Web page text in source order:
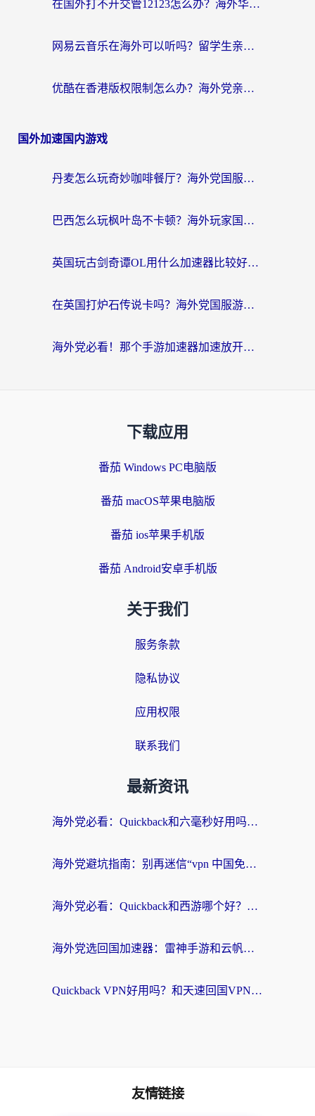
在国外打不开交管12123怎么办？海外华人必看的回国加速全攻略
网易云音乐在海外可以听吗？留学生亲测有效的回国加速方案
优酷在香港版权限制怎么办？海外党亲测有效的追剧加速方案
国外加速国内游戏
丹麦怎么玩奇妙咖啡餐厅？海外党国服游戏加速全攻略（附灌篮高手元气骑士实测）
巴西怎么玩枫叶岛不卡顿？海外玩家国服游戏加速器终极指南（含战双野兽领主提速秘籍）
英国玩古剑奇谭OL用什么加速器比较好？留学生亲测有效的国服游戏加速指南
在英国打炉石传说卡吗？海外党国服游戏不卡顿的终极指南
海外党必看！那个手游加速器加速放开那三国3最好？一篇解决国服游戏卡顿难题
下载应用
番茄 Windows PC电脑版
番茄 macOS苹果电脑版
番茄 ios苹果手机版
番茄 Android安卓手机版
关于我们
服务条款
隐私协议
应用权限
联系我们
最新资讯
海外党必看：Quickback和六毫秒好用吗？3步选对回国加速器，无缝刷国内剧玩游戏
海外党避坑指南：别再迷信“vpn 中国免费”，选对回国加速器才能无缝刷国内资源
海外党必看：Quickback和西游哪个好？3个维度教你选对回国加速器
海外党选回国加速器：雷神手游和云帆哪个好？附3组对比+避坑指南
Quickback VPN好用吗？和天速回国VPN对比哪个回国效果更好？海外党必看的真实体验指南
友情链接